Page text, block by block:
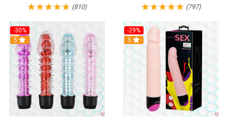
(810) (797)
-30%
Hot
5
-29%
Hot
5